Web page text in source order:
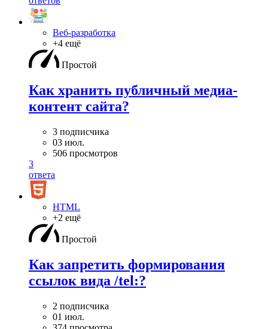
Веб-разработка
+4 ещё
Простой
Как хранить публичный медиа-
контент сайта?
3 подписчика
03 июл.
506 просмотров
3
ответа
HTML
+2 ещё
Простой
Как запретить формирования
ссылок вида /tel:?
2 подписчика
01 июл.